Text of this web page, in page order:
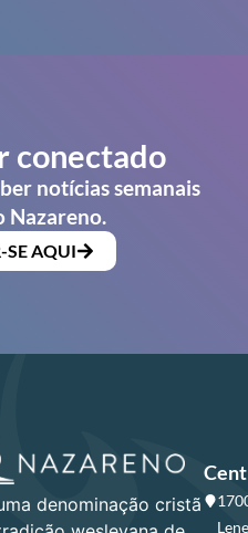
conectado
notícias semanais
Nazareno.
SE AQUI
denominação cristã